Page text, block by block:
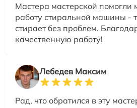
Мастера мастерской помогли
работу стиральной машины -
стирает без проблем.
качественную работу!
Лебедев Максим
Рад, что обратился в эту